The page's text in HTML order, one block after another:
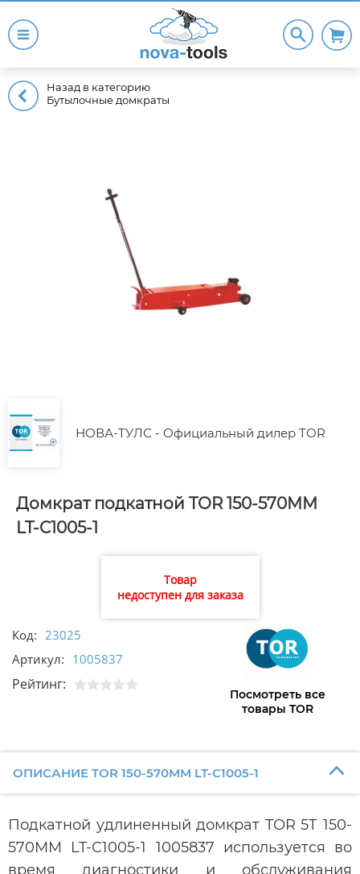
Назад в категорию
Бутылочные домкраты
НОВА-ТУЛС - Официальный дилер TOR
Домкрат подкатной TOR 150-570MM
LT-C1005-1
Товар
недоступен для заказа
Код: 23025
Артикул: 1005837
Рейтинг:
Посмотреть все
товары TOR
ОПИСАНИЕ TOR 150-570MM LT-C1005-1
Подкатной удлиненный домкрат TOR 5Т 150-
570MM LT-C1005-1 1005837 используется во
время диагностики и обслуживания